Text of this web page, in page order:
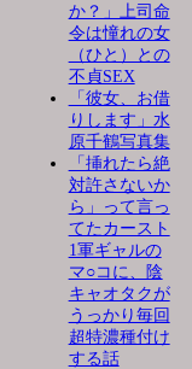
か？」上司命
令は憧れの女
（ひと）との
不貞SEX
「彼女、お借
りします」水
原千鶴写真集
「挿れたら絶
対許さないか
ら」って言っ
てたカースト
1軍ギャルの
マ○コに、陰
キャオタクが
うっかり毎回
超特濃種付け
する話